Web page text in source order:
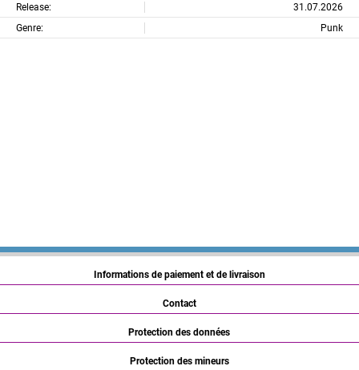
Release:
31.07.2026
Genre:
Punk
Informations de paiement et de livraison
Contact
Protection des données
Protection des mineurs